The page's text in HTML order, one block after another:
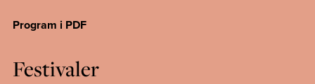
Program i PDF
Festivaler